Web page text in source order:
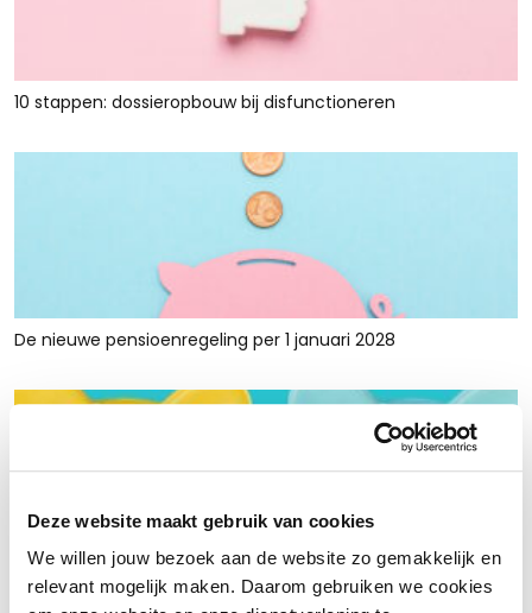
Deze website maakt gebruik van cookies
We willen jouw bezoek aan de website zo gemakkelijk en
relevant mogelijk maken. Daarom gebruiken we cookies
10 stappen: dossieropbouw bij disfunctioneren
De nieuwe pensioenregeling per 1 januari 2028
Rust en ruimte met werkkapitaalfinanciering: voor retailers
die tijdelijk krap zitten